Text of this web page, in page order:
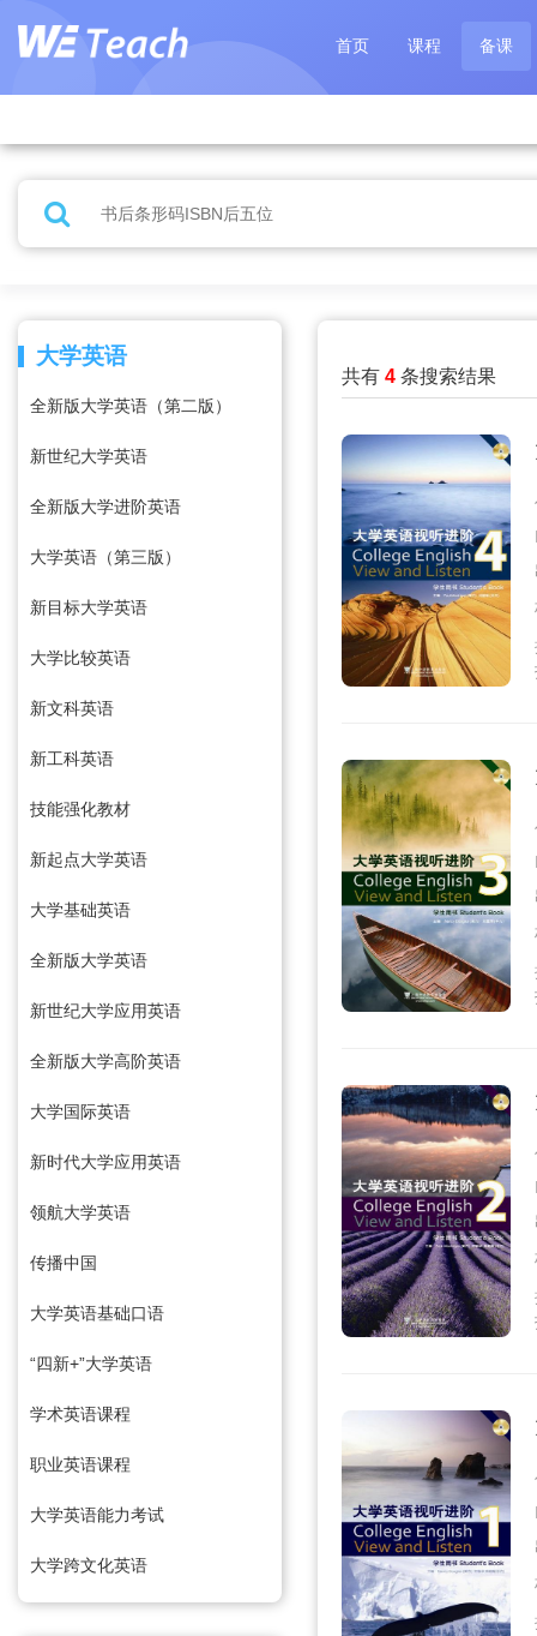
首页 课程 备课
大学英语
全新版大学英语（第二版）
新世纪大学英语
全新版大学进阶英语
大学英语（第三版）
新目标大学英语
大学比较英语
新文科英语
新工科英语
技能强化教材
新起点大学英语
大学基础英语
全新版大学英语
新世纪大学应用英语
全新版大学高阶英语
大学国际英语
新时代大学应用英语
领航大学英语
传播中国
大学英语基础口语
“四新+”大学英语
学术英语课程
职业英语课程
大学英语能力考试
大学跨文化英语
共有 4 条搜索结果